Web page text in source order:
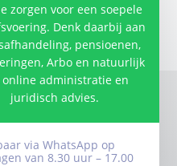
zorgen voor een soepele
Denk daarbij aan
pensioenen,
Arbo en natuurlijk
online administratie en
juridisch advies.
via WhatsApp op
van 8.30 uur – 17.00